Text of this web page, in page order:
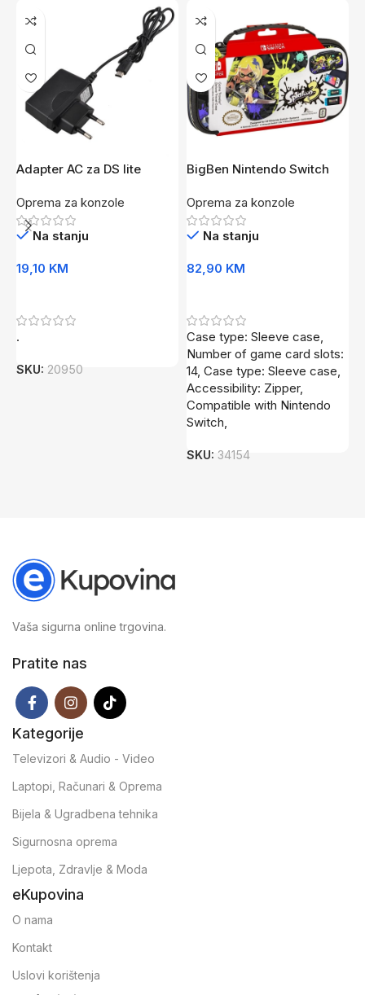
Adapter AC za DS lite
Oprema za konzole
Na stanju
19,10 KM
.
SKU: 20950
BigBen Nintendo Switch
Splatoon 3
Oprema za konzole
Na stanju
82,90 KM
Case type: Sleeve case,
Number of game card slots:
14, Case type: Sleeve case,
Accessibility: Zipper,
Compatible with Nintendo
Switch,
SKU: 34154
Vaša sigurna online trgovina.
Pratite nas
Kategorije
Televizori & Audio - Video
Laptopi, Računari & Oprema
Bijela & Ugradbena tehnika
Sigurnosna oprema
Ljepota, Zdravlje & Moda
eKupovina
O nama
Kontakt
Uslovi korištenja